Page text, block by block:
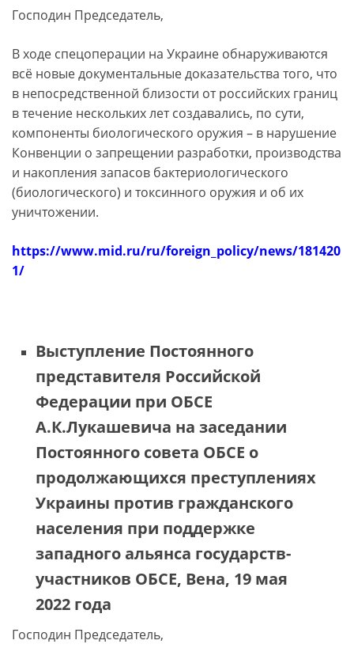
Господин Председатель,
В ходе спецоперации на Украине обнаруживаются
всё новые документальные доказательства того, что
в непосредственной близости от российских границ
в течение нескольких лет создавались, по сути,
компоненты биологического оружия – в нарушение
Конвенции о запрещении разработки, производства
и накопления запасов бактериологического
(биологического) и токсинного оружия и об их
уничтожении.
https://www.mid.ru/ru/foreign_policy/news/181420
1/
Выступление Постоянного
представителя Российской
Федерации при ОБСЕ
А.К.Лукашевича на заседании
Постоянного совета ОБСЕ о
продолжающихся преступлениях
Украины против гражданского
населения при поддержке
западного альянса государств-
участников ОБСЕ, Вена, 19 мая
2022 года
Господин Председатель,